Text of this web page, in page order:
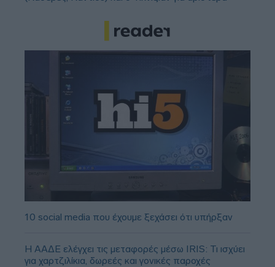
10 social media που έχουμε ξεχάσει ότι υπήρξαν
Η ΑΑΔΕ ελέγχει τις μεταφορές μέσω IRIS: Τι ισχύει
για χαρτζιλίκια, δωρεές και γονικές παροχές